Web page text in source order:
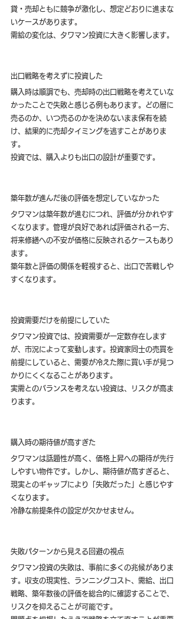
貸・売却ともに競争が激化し、想定どおりに進まな
いケースがあります。
需給の変化は、タワマン投資に大きく影響します。
出口戦略を考えずに投資した
購入時は順調でも、売却時の出口戦略を考えていな
かったことで失敗と感じる例もあります。どの層に
売るのか、いつ売るのかを決めないまま保有を続
け、結果的に売却タイミングを逃すことがありま
す。
投資では、購入よりも出口の設計が重要です。
築年数が進んだ後の評価を想定していなかった
タワマンは築年数が進むにつれ、評価が分かれやす
くなります。管理が良好であれば評価される一方、
将来修繕への不安が価格に反映されるケースもあり
ます。
築年数と評価の関係を軽視すると、出口で苦戦しや
すくなります。
投資需要だけを前提にしていた
タワマン投資では、投資需要が一定数存在します
が、市況によって変動します。投資家同士の売買を
前提にしていると、需要が冷えた際に買い手が見つ
かりにくくなることがあります。
実需とのバランスを考えない投資は、リスクが高ま
ります。
購入時の期待値が高すぎた
タワマンは話題性が高く、価格上昇への期待が先行
しやすい物件です。しかし、期待値が高すぎると、
現実とのギャップにより「失敗だった」と感じやす
くなります。
冷静な前提条件の設定が欠かせません。
失敗パターンから見える回避の視点
タワマン投資の失敗は、事前に多くの兆候がありま
す。収支の現実性、ランニングコスト、需給、出口
戦略、築年数後の評価を総合的に確認することで、
リスクを抑えることが可能です。